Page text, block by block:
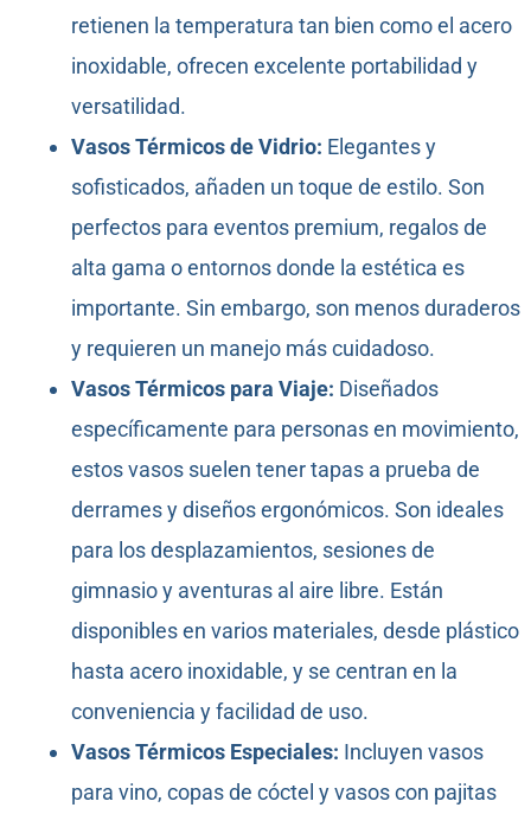
retienen la temperatura tan bien como el acero
inoxidable, ofrecen excelente portabilidad y
versatilidad.
Vasos Térmicos de Vidrio: Elegantes y
sofisticados, añaden un toque de estilo. Son
perfectos para eventos premium, regalos de
alta gama o entornos donde la estética es
importante. Sin embargo, son menos duraderos
y requieren un manejo más cuidadoso.
Vasos Térmicos para Viaje: Diseñados
específicamente para personas en movimiento,
estos vasos suelen tener tapas a prueba de
derrames y diseños ergonómicos. Son ideales
para los desplazamientos, sesiones de
gimnasio y aventuras al aire libre. Están
disponibles en varios materiales, desde plástico
hasta acero inoxidable, y se centran en la
conveniencia y facilidad de uso.
Vasos Térmicos Especiales: Incluyen vasos
para vino, copas de cóctel y vasos con pajitas